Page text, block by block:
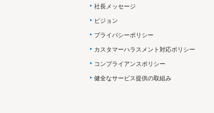
社長メッセージ
ビジョン
プライバシーポリシー
カスタマーハラスメント対応ポリシー
コンプライアンスポリシー
健全なサービス提供の取組み